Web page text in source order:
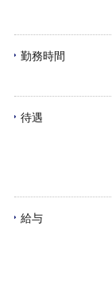
勤務時間
待遇
給与